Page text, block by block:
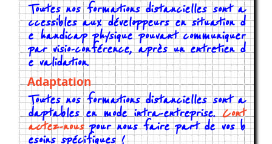
Toutes nos formations distancielles sont a
ccessibles aux développeurs en situation d
e handicap physique pouvant communiquer
par visio-conférence, après un entretien d
e validation.
Adaptation
Toutes nos formations distancielles sont a
daptables en mode intra-entreprise.Cont
actez-nouspour nous faire part de vos b
esoins spécifiques !